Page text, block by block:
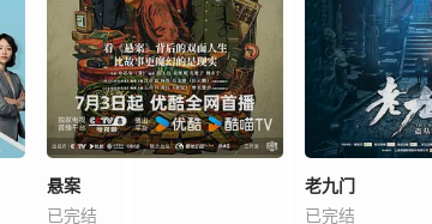
悬案
已完结
老九门
已完结